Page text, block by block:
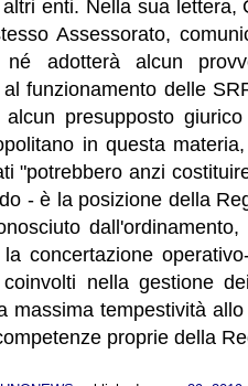
enti. Nella sua
Assessorato,
né adotterà alcun
funzionamento delle
presupposto
in questa
"potrebbero anzi
- è la posizione della
concertazione
nella gestione
massima tempestività
proprie della